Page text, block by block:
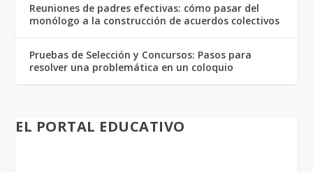
Reuniones de padres efectivas: cómo pasar del
monólogo a la construcción de acuerdos colectivos
Pruebas de Selección y Concursos: Pasos para
resolver una problemática en un coloquio
EL PORTAL EDUCATIVO